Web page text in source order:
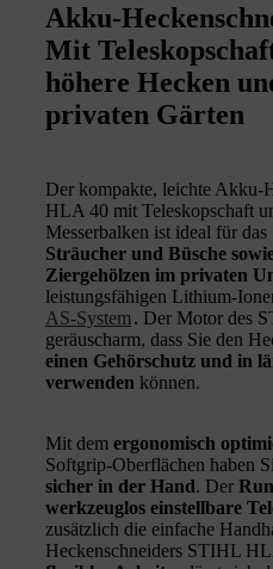
Akku-
Mit
höhere Hecken
privaten Gärten
Der kompakte, leichte Akku-
HLA 40 mit Teleskopschaft
Messerbalken ist ideal für das
Sträucher und Büsche
Ziergehölzen im privaten
leistungsfähigen Lithium-
AS-System . Der Motor des
geräuscharm, dass Sie den
einen Gehörschutz und in
verwenden können.
Mit dem ergonomisch
Softgrip-Oberflächen haben
sicher in der Hand. Der
werkzeuglos einstellbare
zusätzlich die einfache
Heckenschneiders STIHL